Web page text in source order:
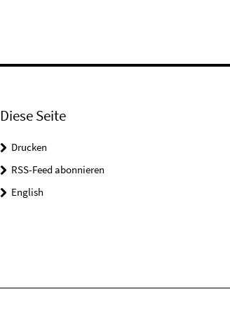
Diese Seite
Drucken
RSS-Feed abonnieren
English